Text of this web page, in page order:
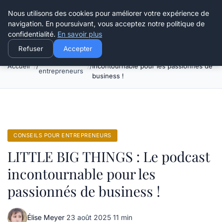
Henry Panky
Accueil
entrepreneurs
LITTLE BIG THINGS : Le podcast
incontournable pour les passionnés de
business !
CONSEILS POUR ENTREPRENEURS
LITTLE BIG THINGS : Le podcast
incontournable pour les
passionnés de business !
Élise Meyer·23 août 2025·11 min
Nous utilisons des cookies pour améliorer votre expérience de
navigation. En poursuivant, vous acceptez notre politique de
confidentialité. En savoir plus
Refuser Accepter